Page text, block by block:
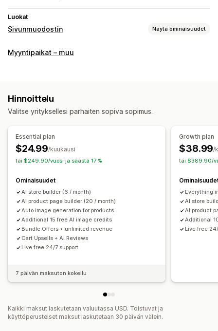
Luokat
Sivunmuodostin Näytä ominaisuudet
Sivutyypit
Oikeudelliset sivut
Teemaosiot Mukautetut sivut
Sivujen ylläpito
Muokkaustyökalu
Elementit
Tuonti ja vienti
Sivuversiot Joukkomuokkaus
Tekoälygenerointi
Mobiiliresponsiivisuus
Analytiikka
Myyntipaikat – muu
Hinnoittelu
Valitse yrityksellesi parhaiten sopiva sopimus.
Essential plan
$24.99/kuukausi
tai $249.90/vuosi ja säästä 17 %
Ominaisuudet
AI store builder (6 / month)
AI product page builder (20 / month)
Auto image generation for products
Additional 15 free AI image credits
Bundle Offers + unlimited revenue
Cart Upsells + AI Reviews
Live free 24/7 support
7 päivän maksuton kokeilu
Growth plan
$38.99/
tai $389.90/
Everything
AI store
AI product
Additional
Live free
Kaikki maksut laskutetaan valuutassa USD. Toistuvat ja
käyttöperusteiset maksut laskutetaan 30 päivän välein.